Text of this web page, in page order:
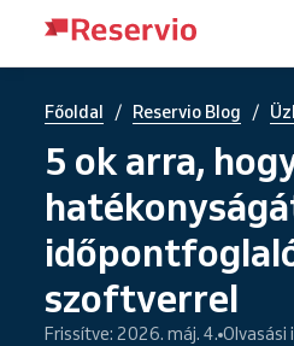
Főoldal / Reservio Blog /
5 ok arra,
szoftverrel
Frissítve: 2026. máj. 4. Olvasási